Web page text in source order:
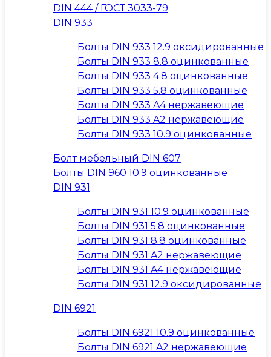
DIN 444 / ГОСТ 3033-79
DIN 933
Болты DIN 933 12.9 оксидированные
Болты DIN 933 8.8 оцинкованные
Болты DIN 933 4.8 оцинкованные
Болты DIN 933 5.8 оцинкованные
Болты DIN 933 A4 нержавеющие
Болты DIN 933 A2 нержавеющие
Болты DIN 933 10.9 оцинкованные
Болт мебельный DIN 607
Болты DIN 960 10.9 оцинкованные
DIN 931
Болты DIN 931 10.9 оцинкованные
Болты DIN 931 5.8 оцинкованные
Болты DIN 931 8.8 оцинкованные
Болты DIN 931 A2 нержавеющие
Болты DIN 931 A4 нержавеющие
Болты DIN 931 12.9 оксидированные
DIN 6921
Болты DIN 6921 10.9 оцинкованные
Болты DIN 6921 A2 нержавеющие